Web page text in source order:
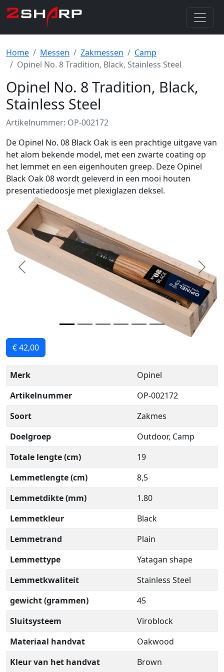
Home Messen Zakmessen
Camp
Opinel No. 8 Tradition, Black, Stainless Steel
Opinel No. 8 Tradition, Black,
Stainless Steel
Artikelnummer: OP-002172
De Opinel No. 08 Black Oak is een prachtige uitgave van
het alom bekende model, met een zwarte coating op
het lemmet en een eigenhouten greep. Deze Opinel
Black Oak 08 wordt geleverd in een mooi houten
presentatiedoosje met plexiglazen deksel.
Previous Next
€ 42,00
Merk
Opinel
Artikelnummer
OP-002172
Soort
Zakmes
Doelgroep
Outdoor, Camp
Totale lengte (cm)
19
Lemmetlengte (cm)
8,5
Lemmetdikte (mm)
1.80
Lemmetkleur
Black
Lemmetrand
Plain
Lemmettype
Yatagan shape
Lemmetkwaliteit
Stainless Steel
gewicht (grammen)
45
Sluitsysteem
Viroblock
Materiaal handvat
Oakwood
Kleur van het handvat
Brown